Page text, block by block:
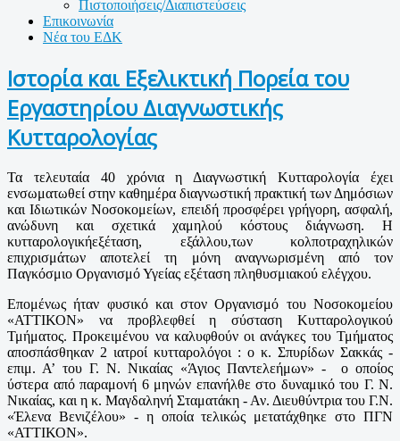
Πιστοποιήσεις/Διαπιστεύσεις
Επικοινωνία
Νέα του ΕΔΚ
Ιστορία και Εξελικτική Πορεία του
Εργαστηρίου Διαγνωστικής
Κυτταρολογίας
Τα τελευταία 40 χρόνια η Διαγνωστική Κυτταρολογία έχει
ενσωματωθεί στην καθημέρα διαγνωστική πρακτική των Δημόσιων
και Ιδιωτικών Νοσοκομείων, επειδή προσφέρει γρήγορη, ασφαλή,
ανώδυνη και σχετικά χαμηλού κόστους διάγνωση. Η
κυτταρολογικήεξέταση, εξάλλου,των κολποτραχηλικών
επιχρισμάτων αποτελεί τη μόνη αναγνωρισμένη από τον
Παγκόσμιο Οργανισμό Υγείας εξέταση πληθυσμιακού ελέγχου.
Επομένως ήταν φυσικό και στον Οργανισμό του Νοσοκομείου
«ΑΤΤΙΚΟΝ» να προβλεφθεί η σύσταση Κυτταρολογικού
Τμήματος. Προκειμένου να καλυφθούν οι ανάγκες του Τμήματος
αποσπάσθηκαν 2 ιατροί κυτταρολόγοι : ο κ. Σπυρίδων Σακκάς -
επιμ. Α’ του Γ. Ν. Νικαίας «Άγιος Παντελεήμων» -
ο οποίος
ύστερα από παραμονή 6 μηνών επανήλθε στο δυναμικό του Γ. Ν.
Νικαίας, και η κ. Μαγδαληνή Σταματάκη - Αν. Διευθύντρια του Γ.Ν.
«Έλενα Βενιζέλου» - η οποία τελικώς μετατάχθηκε στο ΠΓΝ
«ΑΤΤΙΚΟΝ».